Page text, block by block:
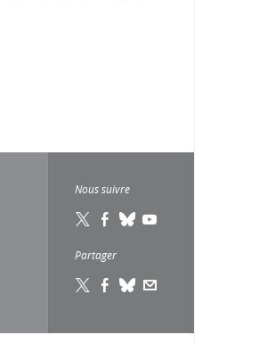
Nous suivre
Partager